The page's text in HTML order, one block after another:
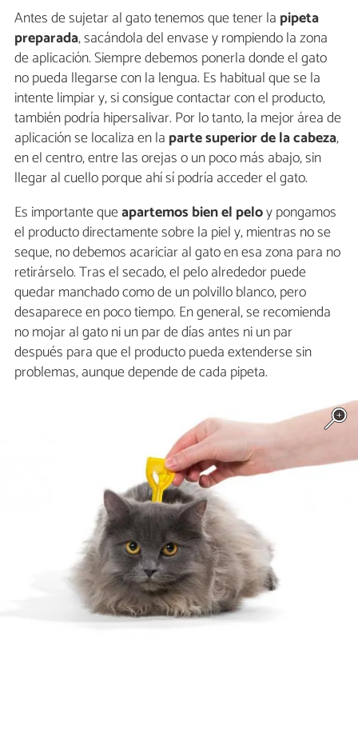
Antes de sujetar al gato tenemos que tener la pipeta
preparada, sacándola del envase y rompiendo la zona
de aplicación. Siempre debemos ponerla donde el gato
no pueda llegarse con la lengua. Es habitual que se la
intente limpiar y, si consigue contactar con el producto,
también podría hipersalivar. Por lo tanto, la mejor área de
aplicación se localiza en la parte superior de la cabeza,
en el centro, entre las orejas o un poco más abajo, sin
llegar al cuello porque ahí sí podría acceder el gato.
Es importante queapartemos bien el peloy pongamos
el producto directamente sobre la piel y, mientras no se
seque, no debemos acariciar al gato en esa zona para no
retirárselo. Tras el secado, el pelo alrededor puede
quedar manchado como de un polvillo blanco, pero
desaparece en poco tiempo. En general, se recomienda
no mojar al gato ni un par de días antes ni un par
después para que el producto pueda extenderse sin
problemas, aunque depende de cada pipeta.